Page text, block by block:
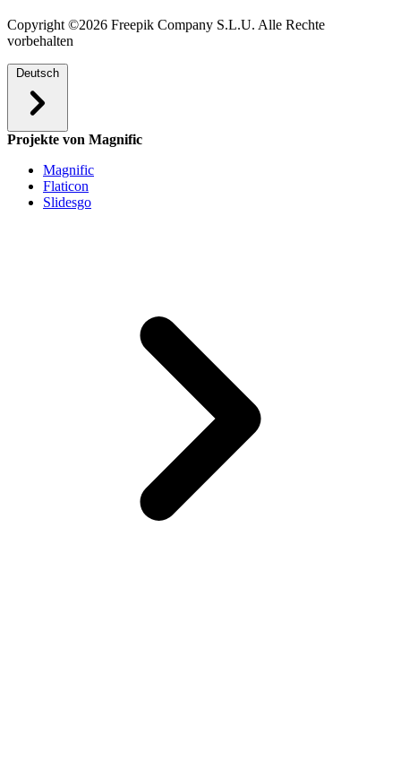
Copyright ©2026 Freepik Company S.L.U. Alle Rechte
vorbehalten
Deutsch
Projekte von Magnific
Magnific
Flaticon
Slidesgo